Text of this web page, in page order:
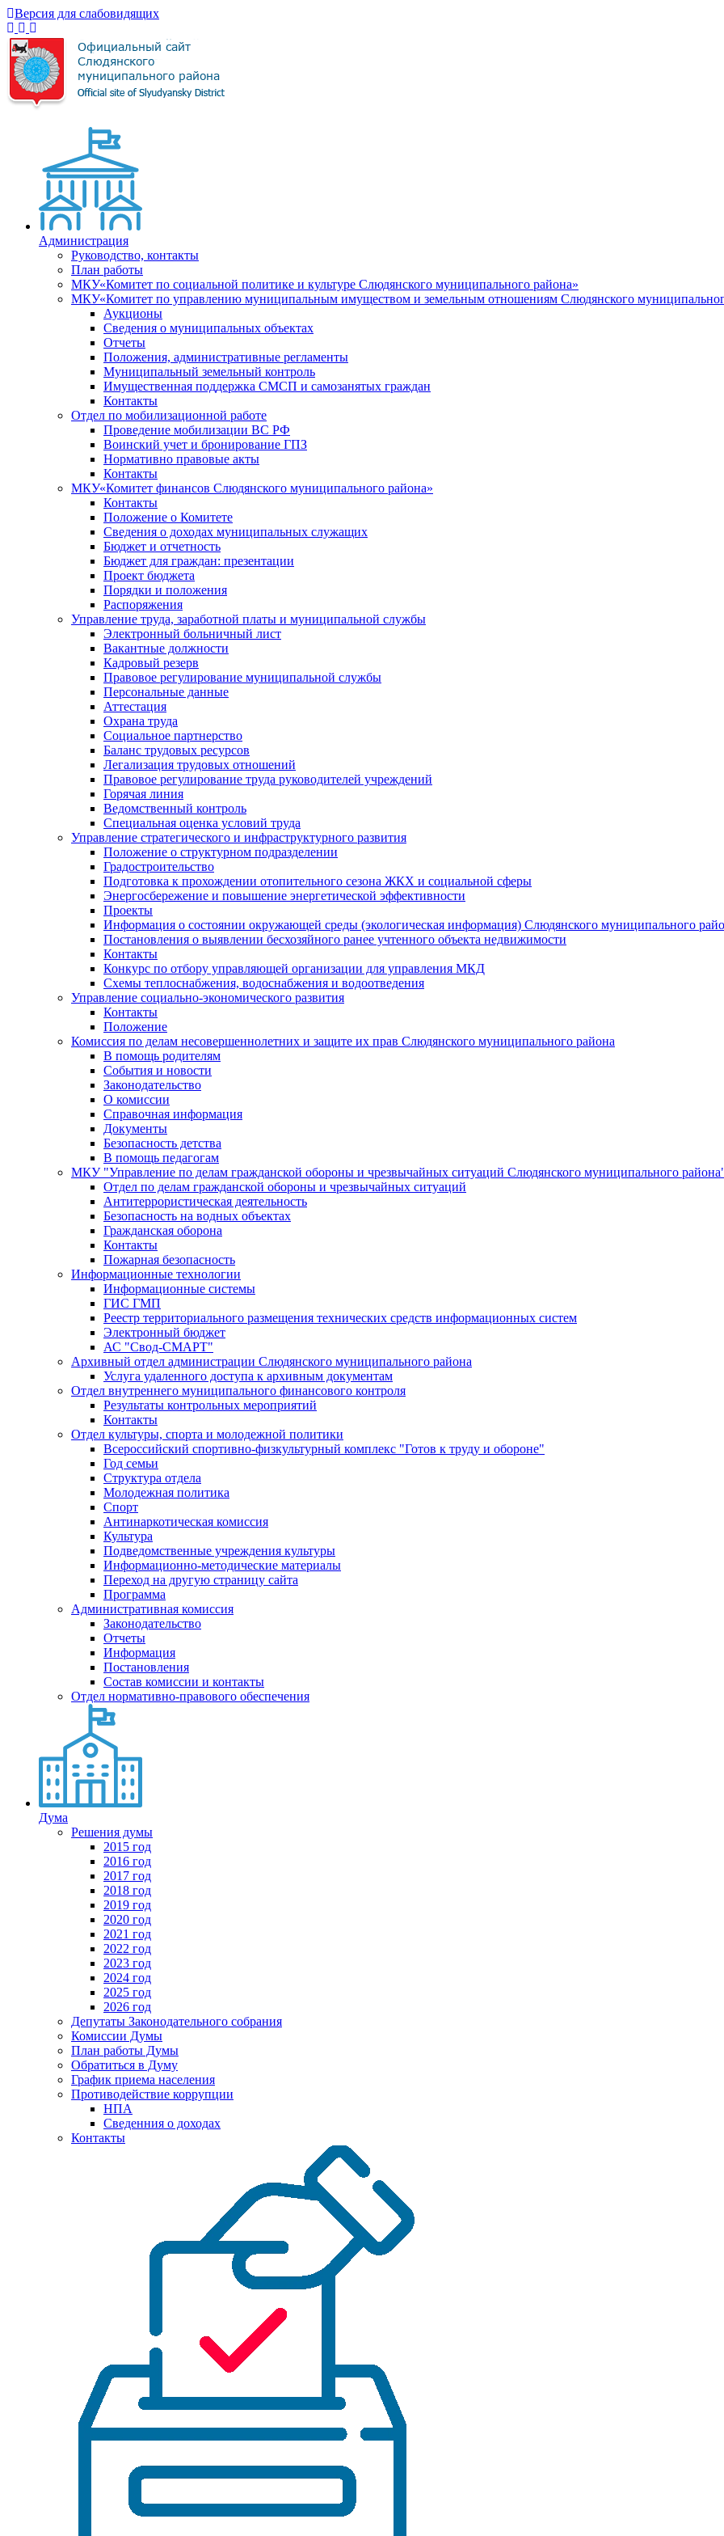
Версия для слабовидящих
Администрация
Руководство, контакты
План работы
МКУ«Комитет по социальной политике и культуре Слюдянского муниципального района»
МКУ«Комитет по управлению муниципальным имуществом и земельным отношениям Слюдянского
Аукционы
Сведения о муниципальных объектах
Отчеты
Положения, административные регламенты
Муниципальный земельный контроль
Имущественная поддержка СМСП и самозанятых граждан
Контакты
Отдел по мобилизационной работе
Проведение мобилизации ВС РФ
Воинский учет и бронирование ГПЗ
Нормативно правовые акты
Контакты
МКУ«Комитет финансов Слюдянского муниципального района»
Контакты
Положение о Комитете
Сведения о доходах муниципальных служащих
Бюджет и отчетность
Бюджет для граждан: презентации
Проект бюджета
Порядки и положения
Распоряжения
Управление труда, заработной платы и муниципальной службы
Электронный больничный лист
Вакантные должности
Кадровый резерв
Правовое регулирование муниципальной службы
Персональные данные
Аттестация
Охрана труда
Социальное партнерство
Баланс трудовых ресурсов
Легализация трудовых отношений
Правовое регулирование труда руководителей учреждений
Горячая линия
Ведомственный контроль
Специальная оценка условий труда
Управление стратегического и инфраструктурного развития
Положение о структурном подразделении
Градостроительство
Подготовка к прохождении отопительного сезона ЖКХ и социальной сферы
Энергосбережение и повышение энергетической эффективности
Проекты
Информация о состоянии окружающей среды (экологическая информация) Слюдянского муниципального
Постановления о выявлении бесхозяйного ранее учтенного объекта недвижимости
Контакты
Конкурс по отбору управляющей организации для управления МКД
Схемы теплоснабжения, водоснабжения и водоотведения
Управление социально-экономического развития
Контакты
Положение
Комиссия по делам несовершеннолетних и защите их прав Слюдянского муниципального района
В помощь родителям
События и новости
Законодательство
О комиссии
Справочная информация
Документы
Безопасность детства
В помощь педагогам
МКУ "Управление по делам гражданской обороны и чрезвычайных ситуаций Слюдянского муниципального
Отдел по делам гражданской обороны и чрезвычайных ситуаций
Антитеррористическая деятельность
Безопасность на водных объектах
Гражданская оборона
Контакты
Пожарная безопасность
Информационные технологии
Информационные системы
ГИС ГМП
Реестр территориального размещения технических средств информационных систем
Электронный бюджет
АС "Свод-СМАРТ"
Архивный отдел администрации Слюдянского муниципального района
Услуга удаленного доступа к архивным документам
Отдел внутреннего муниципального финансового контроля
Результаты контрольных мероприятий
Контакты
Отдел культуры, спорта и молодежной политики
Всероссийский спортивно-физкультурный комплекс "Готов к труду и обороне"
Год семьи
Структура отдела
Молодежная политика
Спорт
Антинаркотическая комиссия
Культура
Подведомственные учреждения культуры
Информационно-методические материалы
Переход на другую страницу сайта
Программа
Административная комиссия
Законодательство
Отчеты
Информация
Постановления
Состав комиссии и контакты
Отдел нормативно-правового обеспечения
Дума
Решения думы
2015 год
2016 год
2017 год
2018 год
2019 год
2020 год
2021 год
2022 год
2023 год
2024 год
2025 год
2026 год
Депутаты Законодательного собрания
Комиссии Думы
План работы Думы
Обратиться в Думу
График приема населения
Противодействие коррупции
НПА
Сведенния о доходах
Контакты